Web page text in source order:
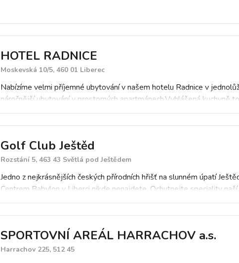
HOTEL RADNICE
Moskevská 10/5, 460 01 Liberec
Nabízíme velmi příjemné ubytování v našem hotelu Radnice v
náročnější ubytování v prostorných apartmánech.Vyhlášená kuchyně
Golf Club Ještěd
Rozstání 5, 463 43 Světlá pod Ještědem
Jedno z nejkrásnějších českých přírodních hřišť na slunném úpatí
Centrem Babylon v Liberci nikde nenajdete. Ochutnejte speciality
zahrát na kompaktní hřiště umístěné do malebné krajiny.
SPORTOVNÍ AREÁL HARRACHOV a.s.
Harrachov 225, 512 45